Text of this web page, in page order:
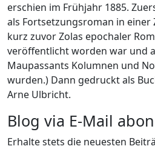
erschien im Frühjahr 1885.
als Fortsetzungsroman in einer
kurz zuvor Zolas epochaler
veröffentlicht worden war und
Maupassants Kolumnen und
wurden.) Dann gedruckt als
Arne Ulbricht.
Blog via E-Mail
Erhalte stets die neuesten